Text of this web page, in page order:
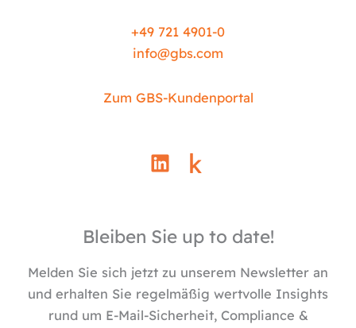
+49 721 4901-0
info@gbs.com
Zum GBS-Kundenportal
L
i
e
i
n
Bleiben Sie up to date!
Melden Sie sich jetzt zu unserem Newsletter an
und erhalten Sie regelmäßig wertvolle Insights
rund um E-Mail-Sicherheit, Compliance &